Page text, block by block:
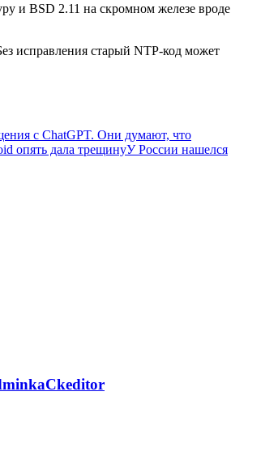
и BSD 2.11 на скромном железе вроде
исправления старый NTP-код может
с ChatGPT. Они думают, что
опять дала трещинуУ России нашелся